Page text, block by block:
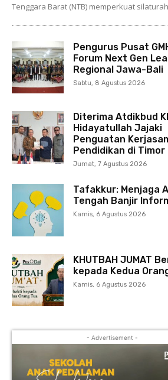
Tenggara Barat (NTB) memperkuat
Pengurus Pusat
Forum Next Gen
Regional Jawa-Bali
Sabtu, 8 Agustus 2026
Diterima Atdikbud
Hidayatullah Jajaki
Penguatan
Pendidikan di Timor
Jumat, 7 Agustus 2026
Tafakkur: Menjaga
Tengah Banjir
Kamis, 6 Agustus 2026
KHUTBAH JUMAT
kepada Kedua
Kamis, 6 Agustus 2026
- Advertisement -